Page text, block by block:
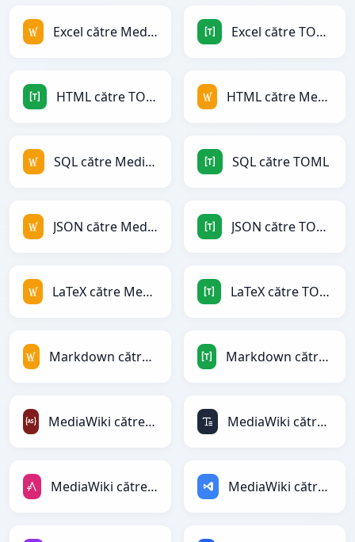
Excel către MediaWiki Excel către TOML
HTML către TOML HTML către MediaWiki
SQL către MediaWiki SQL către TOML
JSON către MediaWiki JSON către TOML
LaTeX către MediaWiki LaTeX către TOML
Markdown către MediaWiki Markdown către TOML
MediaWiki către ActionScript MediaWiki către ASCII
MediaWiki către AsciiDoc MediaWiki către ASP